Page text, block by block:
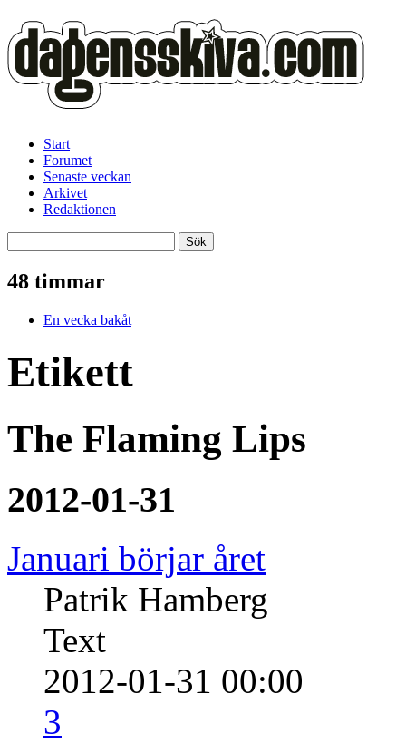
Start
Forumet
Senaste veckan
Arkivet
Redaktionen
48 timmar
En vecka bakåt
Etikett
The Flaming Lips
2012-01-31
Januari börjar året
Patrik Hamberg
Text
2012-01-31 00:00
3